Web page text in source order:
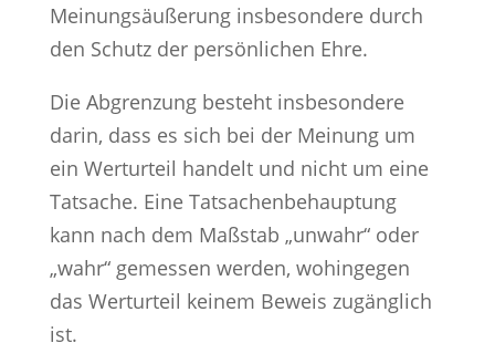
Meinungsäußerung insbesondere durch
den Schutz der persönlichen Ehre.
Die Abgrenzung besteht insbesondere
darin, dass es sich bei der Meinung um
ein Werturteil handelt und nicht um eine
Tatsache. Eine Tatsachenbehauptung
kann nach dem Maßstab „unwahr“ oder
„wahr“ gemessen werden, wohingegen
das Werturteil keinem Beweis zugänglich
ist.